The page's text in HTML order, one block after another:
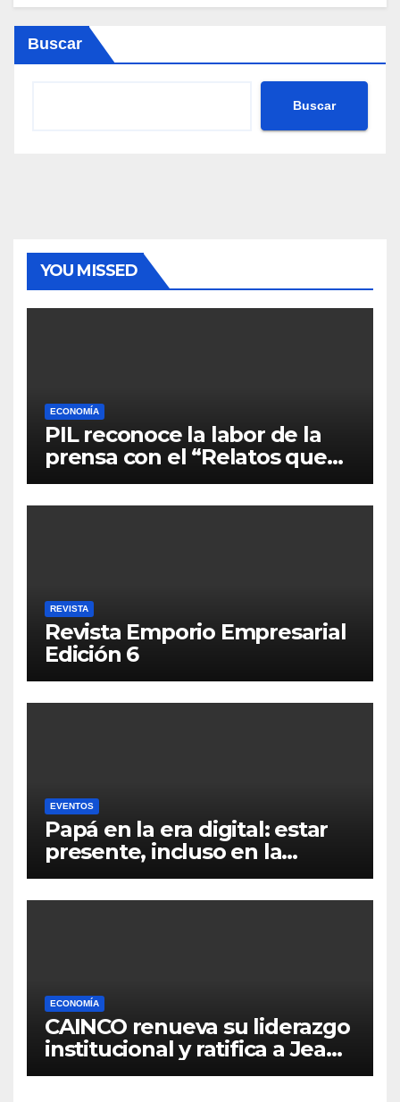
Buscar
Buscar
YOU MISSED
ECONOMÍA
PIL reconoce la labor de la
prensa con el “Relatos que
alimentan Bolivia”
REVISTA
Revista Emporio Empresarial
Edición 6
EVENTOS
Papá en la era digital: estar
presente, incluso en la
distancia
ECONOMÍA
CAINCO renueva su liderazgo
institucional y ratifica a Jean
Pierre Antelo para una nueva